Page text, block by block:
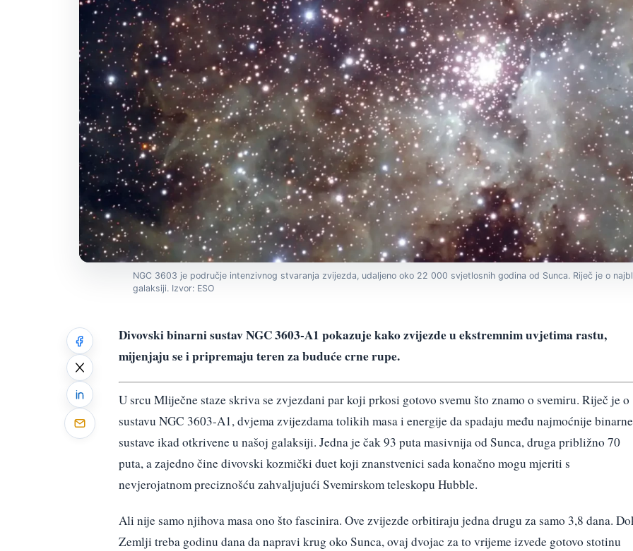
NGC 3603 je područje intenzivnog stvaranja zvijezda, udaljeno oko 22 000 svjetlosnih godina od Sunca. Riječ je o
galaksiji. Izvor: ESO
Divovski binarni sustav NGC 3603-A1 pokazuje kako zvijezde u ekstremnim uvjetima rastu,
mijenjaju se i pripremaju teren za buduće crne rupe.
U srcu Mliječne staze skriva se zvjezdani par koji prkosi gotovo svemu što znamo o svemiru. Riječ je o
sustavu NGC 3603-A1, dvjema zvijezdama tolikih masa i energije da spadaju među najmoćnije binarne
sustave ikad otkrivene u našoj galaksiji. Jedna je čak 93 puta masivnija od Sunca, druga približno 70
puta, a zajedno čine divovski kozmički duet koji znanstvenici sada konačno mogu mjeriti s
nevjerojatnom preciznošću zahvaljujući Svemirskom teleskopu Hubble.
Ali nije samo njihova masa ono što fascinira. Ove zvijezde orbitiraju jedna drugu za samo 3,8 dana.
Zemlji treba godinu dana da napravi krug oko Sunca, ovaj dvojac za to vrijeme izvede gotovo stotinu